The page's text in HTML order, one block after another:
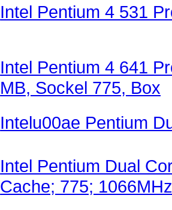
Intel Pentium 4 531
Intel Pentium 4 641
MB, Sockel 775, Box
Intelu00ae Pentium
Intel Pentium Dual
Cache; 775;